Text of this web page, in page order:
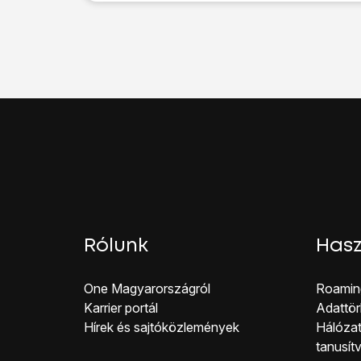
Kattintsa beállítások
Rólunk
One Magyar országról
Karrier portál
Hírek és sajtóközlemények